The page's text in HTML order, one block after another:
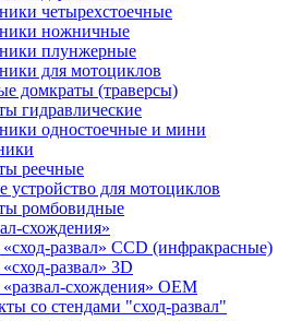
четырехстоечные
ножничные
плунжерные
для мотоциклов
домкраты (траверсы)
гидравлические
одностоечные и мини
реечные
устройство для мотоциклов
ромбовидные
схождения»
развал» CCD (инфракрасные)
развал» 3D
схождения» ОЕМ
со стендами "сход-развал"